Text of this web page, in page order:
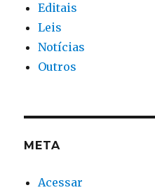
Editais
Leis
Notícias
Outros
META
Acessar